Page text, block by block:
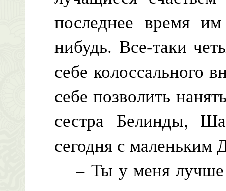
последнее время
нибудь. Все-таки
себе колоссального
себе позволить
сестра Белинды,
сегодня с
– Ты у меня лучше